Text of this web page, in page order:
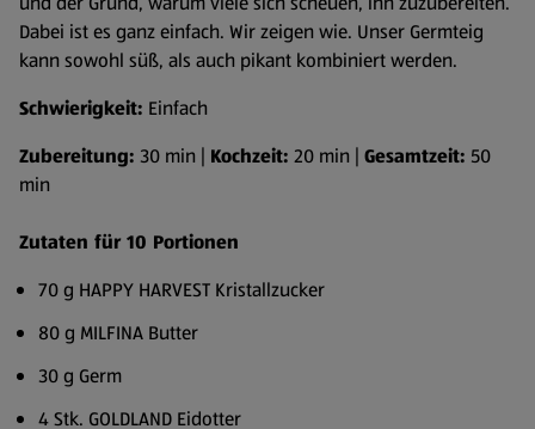
Dabei ist es ganz einfach. Wir zeigen wie. Unser Germteig
kann sowohl süß, als auch pikant kombiniert werden.
Schwierigkeit: Einfach
Zubereitung: 30 min | Kochzeit: 20 min | Gesamtzeit: 50
min
Zutaten für 10 Portionen
70 g HAPPY HARVEST Kristallzucker
80 g MILFINA Butter
30 g Germ
4 Stk. GOLDLAND Eidotter